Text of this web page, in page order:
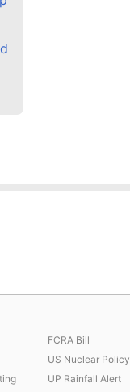
FCRA Bill
US Nuclear Policy
UP Rainfall Alert